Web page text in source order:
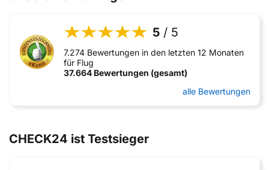
5 / 5
7.274 Bewertungen in den letzten 12 Monaten
für Flug
37.664 Bewertungen (gesamt)
alle Bewertungen
CHECK24 ist Testsieger